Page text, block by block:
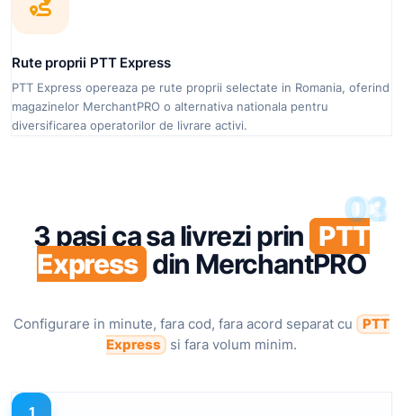
Rute proprii PTT Express
PTT Express opereaza pe rute proprii selectate in Romania, oferind
magazinelor MerchantPRO o alternativa nationala pentru
diversificarea operatorilor de livrare activi.
3 pasi ca sa livrezi prin PTT
Express din MerchantPRO
Configurare in minute, fara cod, fara acord separat cu PTT
Express
si fara volum minim.
01
1
02
03